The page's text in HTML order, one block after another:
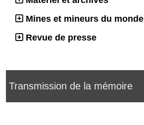
Mines et mineurs du monde
Revue de presse
Transmission de la mémoire